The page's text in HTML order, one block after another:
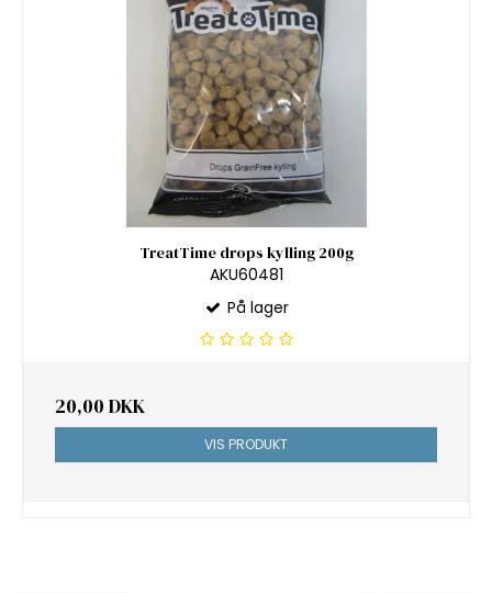
TreatTime drops kylling 200g
AKU60481
På lager
20,00 DKK
VIS PRODUKT